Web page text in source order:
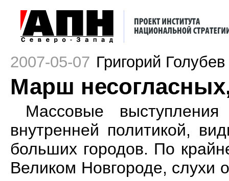
2007-05-07 Григорий Голубев
Марш
Массовые выступления
внутренней политикой,
больших городов. По
Великом Новгороде, слухи